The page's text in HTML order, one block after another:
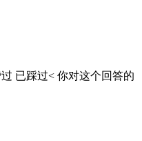
已踩过< 你对这个回答的